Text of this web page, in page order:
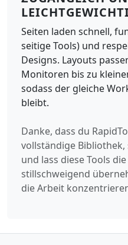
Seiten laden schnell,
seitige Tools) und
Designs. Layouts
Monitoren bis zu
sodass der gleiche
bleibt.
Danke, dass du
vollständige
und lass diese Tools
stillschweigend
die Arbeit